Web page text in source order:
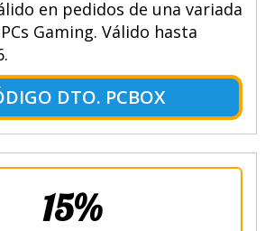
en pedidos de una variada
Gaming. Válido hasta
DTO. PCBOX
15%